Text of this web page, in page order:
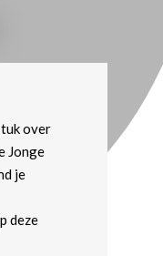
over
Jonge
je
deze